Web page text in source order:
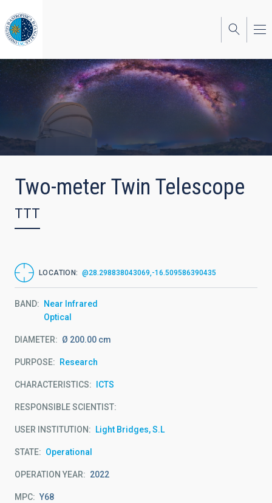
to
main
content
Two-meter Twin Telescope
TTT
LOCATION @28.298838043069,-16.509586390435
BAND
Near Infrared
Optical
DIAMETER Ø 200.00 cm
PURPOSE Research
CHARACTERISTICS ICTS
RESPONSIBLE SCIENTIST
USER INSTITUTION Light Bridges, S.L
STATE Operational
OPERATION YEAR 2022
MPC Y68